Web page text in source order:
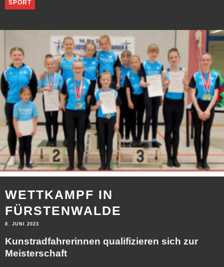
SPORT
WETTKAMPF IN
FÜRSTENWALDE
8. JUNI 2023
Kunstradfahrerinnen qualifizieren sich zur
Meisterschaft